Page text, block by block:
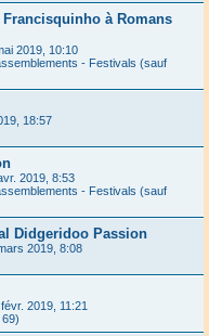
à Romans
2019, 10:10
- Festivals (sauf
18:57
2019, 8:53
- Festivals (sauf
Didgeridoo Passion
2019, 8:08
2019, 11:21